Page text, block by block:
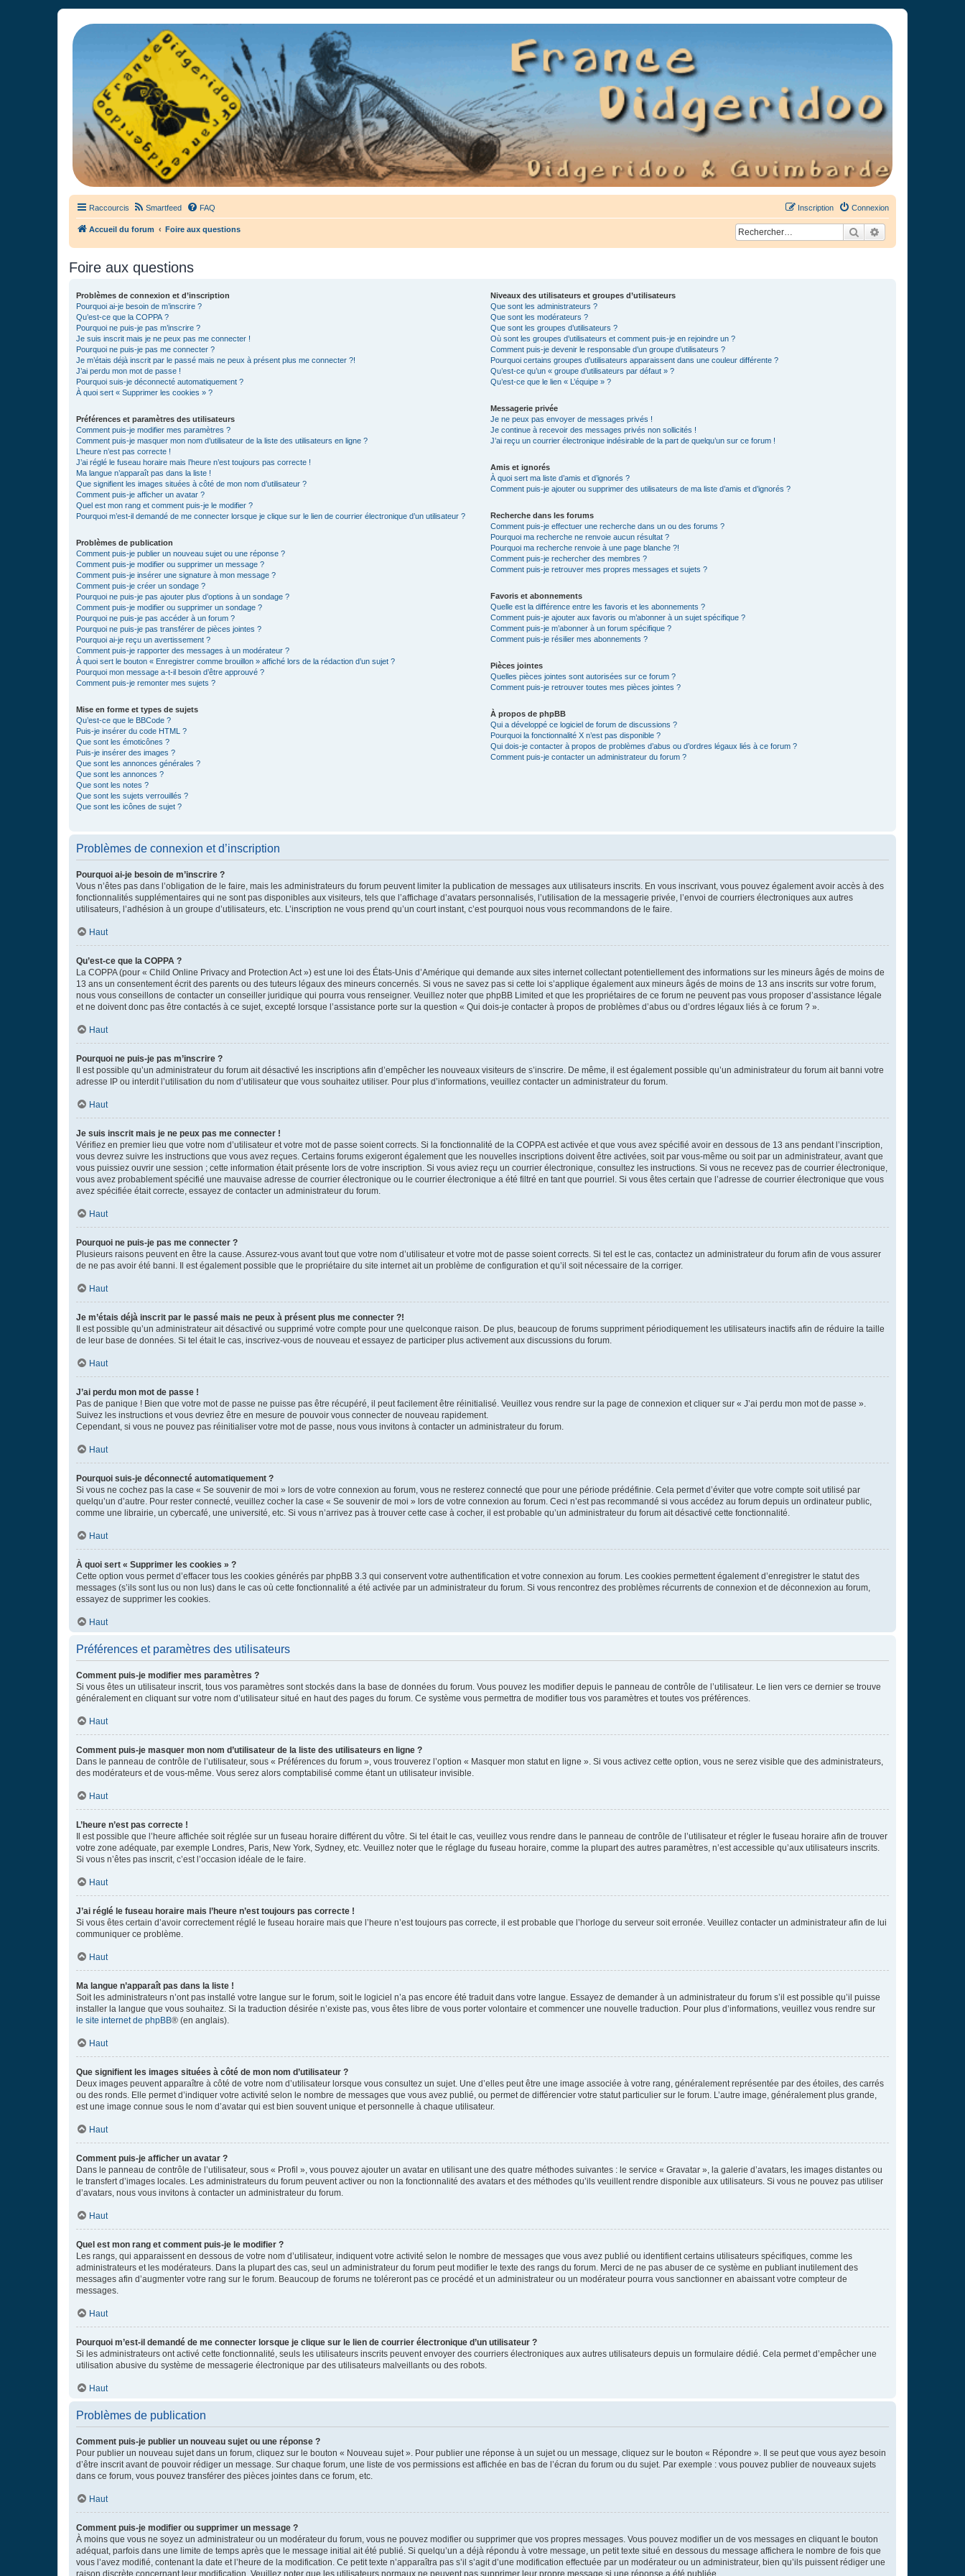
France Didgeridoo
Didgeridoo et Guimbarde sur France Didgeridoo - retrouvez la communauté.
Raccourcis Smartfeed FAQ Connexion
Inscription
Accueil du forum Foire aux questions Rechercher
Foire aux questions
Problèmes de connexion et d’inscription
Pourquoi ai-je besoin de m’inscrire ?
Qu’est-ce que la COPPA ?
Pourquoi ne puis-je pas m’inscrire ?
Je suis inscrit mais je ne peux pas me connecter !
Pourquoi ne puis-je pas me connecter ?
Je m’étais déjà inscrit par le passé mais ne peux à présent plus me connecter ?!
J’ai perdu mon mot de passe !
Pourquoi suis-je déconnecté automatiquement ?
À quoi sert « Supprimer les cookies » ?
Préférences et paramètres des utilisateurs
Comment puis-je modifier mes paramètres ?
Comment puis-je masquer mon nom d’utilisateur de la liste des utilisateurs en ligne ?
L’heure n’est pas correcte !
J’ai réglé le fuseau horaire mais l’heure n’est toujours pas correcte !
Ma langue n’apparaît pas dans la liste !
Que signifient les images situées à côté de mon nom d’utilisateur ?
Comment puis-je afficher un avatar ?
Quel est mon rang et comment puis-je le modifier ?
Pourquoi m’est-il demandé de me connecter lorsque je clique sur le lien de courrier électronique d’un utilisateur ?
Problèmes de publication
Comment puis-je publier un nouveau sujet ou une réponse ?
Comment puis-je modifier ou supprimer un message ?
Comment puis-je insérer une signature à mon message ?
Comment puis-je créer un sondage ?
Pourquoi ne puis-je pas ajouter plus d’options à un sondage ?
Comment puis-je modifier ou supprimer un sondage ?
Pourquoi ne puis-je pas accéder à un forum ?
Pourquoi ne puis-je pas transférer de pièces jointes ?
Pourquoi ai-je reçu un avertissement ?
Comment puis-je rapporter des messages à un modérateur ?
À quoi sert le bouton « Enregistrer comme brouillon » affiché lors de la rédaction d’un sujet ?
Pourquoi mon message a-t-il besoin d’être approuvé ?
Comment puis-je remonter mes sujets ?
Mise en forme et types de sujets
Qu’est-ce que le BBCode ?
Puis-je insérer du code HTML ?
Que sont les émoticônes ?
Puis-je insérer des images ?
Que sont les annonces générales ?
Que sont les annonces ?
Que sont les notes ?
Que sont les sujets verrouillés ?
Que sont les icônes de sujet ?
Niveaux des utilisateurs et groupes d’utilisateurs
Que sont les administrateurs ?
Que sont les modérateurs ?
Que sont les groupes d’utilisateurs ?
Où sont les groupes d’utilisateurs et comment puis-je en rejoindre un ?
Comment puis-je devenir le responsable d’un groupe d’utilisateurs ?
Pourquoi certains groupes d’utilisateurs apparaissent dans une couleur différente ?
Qu’est-ce qu’un « groupe d’utilisateurs par défaut » ?
Qu’est-ce que le lien « L’équipe » ?
Messagerie privée
Je ne peux pas envoyer de messages privés !
Je continue à recevoir des messages privés non sollicités !
J’ai reçu un courrier électronique indésirable de la part de quelqu’un sur ce forum !
Amis et ignorés
À quoi sert ma liste d’amis et d’ignorés ?
Comment puis-je ajouter ou supprimer des utilisateurs de ma liste d’amis et d’ignorés ?
Recherche dans les forums
Comment puis-je effectuer une recherche dans un ou des forums ?
Pourquoi ma recherche ne renvoie aucun résultat ?
Pourquoi ma recherche renvoie à une page blanche ?!
Comment puis-je rechercher des membres ?
Comment puis-je retrouver mes propres messages et sujets ?
Favoris et abonnements
Quelle est la différence entre les favoris et les abonnements ?
Comment puis-je ajouter aux favoris ou m’abonner à un sujet spécifique ?
Comment puis-je m’abonner à un forum spécifique ?
Comment puis-je résilier mes abonnements ?
Pièces jointes
Quelles pièces jointes sont autorisées sur ce forum ?
Comment puis-je retrouver toutes mes pièces jointes ?
À propos de phpBB
Qui a développé ce logiciel de forum de discussions ?
Pourquoi la fonctionnalité X n’est pas disponible ?
Qui dois-je contacter à propos de problèmes d’abus ou d’ordres légaux liés à ce forum ?
Comment puis-je contacter un administrateur du forum ?
Problèmes de connexion et d’inscription
Pourquoi ai-je besoin de m’inscrire ?
Vous n’êtes pas dans l’obligation de le faire, mais les administrateurs du forum peuvent limiter la publication de messages aux utilisateurs inscrits. En vous inscrivant, vous pouvez également avoir accès à des
fonctionnalités supplémentaires qui ne sont pas disponibles aux visiteurs, tels que l’affichage d’avatars personnalisés, l’utilisation de la messagerie privée, l’envoi de courriers électroniques aux autres
utilisateurs, l’adhésion à un groupe d’utilisateurs, etc. L’inscription ne vous prend qu’un court instant, c’est pourquoi nous vous recommandons de le faire.
Haut
Qu’est-ce que la COPPA ?
La COPPA (pour « Child Online Privacy and Protection Act ») est une loi des États-Unis d’Amérique qui demande aux sites internet collectant potentiellement des informations sur les mineurs âgés de moins de
13 ans un consentement écrit des parents ou des tuteurs légaux des mineurs concernés. Si vous ne savez pas si cette loi s’applique également aux mineurs âgés de moins de 13 ans inscrits sur votre forum,
nous vous conseillons de contacter un conseiller juridique qui pourra vous renseigner. Veuillez noter que phpBB Limited et que les propriétaires de ce forum ne peuvent pas vous proposer d’assistance légale
et ne doivent donc pas être contactés à ce sujet, excepté lorsque l’assistance porte sur la question « Qui dois-je contacter à propos de problèmes d’abus ou d’ordres légaux liés à ce forum ? ».
Haut
Pourquoi ne puis-je pas m’inscrire ?
Il est possible qu’un administrateur du forum ait désactivé les inscriptions afin d’empêcher les nouveaux visiteurs de s’inscrire. De même, il est également possible qu’un administrateur du forum ait banni votre
adresse IP ou interdit l’utilisation du nom d’utilisateur que vous souhaitez utiliser. Pour plus d’informations, veuillez contacter un administrateur du forum.
Haut
Je suis inscrit mais je ne peux pas me connecter !
Vérifiez en premier lieu que votre nom d’utilisateur et votre mot de passe soient corrects. Si la fonctionnalité de la COPPA est activée et que vous avez spécifié avoir en dessous de 13 ans pendant l’inscription,
vous devrez suivre les instructions que vous avez reçues. Certains forums exigeront également que les nouvelles inscriptions doivent être activées, soit par vous-même ou soit par un administrateur, avant que
vous puissiez ouvrir une session ; cette information était présente lors de votre inscription. Si vous aviez reçu un courrier électronique, consultez les instructions. Si vous ne recevez pas de courrier électronique,
vous avez probablement spécifié une mauvaise adresse de courrier électronique ou le courrier électronique a été filtré en tant que pourriel. Si vous êtes certain que l’adresse de courrier électronique que vous
avez spécifiée était correcte, essayez de contacter un administrateur du forum.
Haut
Pourquoi ne puis-je pas me connecter ?
Plusieurs raisons peuvent en être la cause. Assurez-vous avant tout que votre nom d’utilisateur et votre mot de passe soient corrects. Si tel est le cas, contactez un administrateur du forum afin de vous assurer
de ne pas avoir été banni. Il est également possible que le propriétaire du site internet ait un problème de configuration et qu’il soit nécessaire de la corriger.
Haut
Je m’étais déjà inscrit par le passé mais ne peux à présent plus me connecter ?!
Il est possible qu’un administrateur ait désactivé ou supprimé votre compte pour une quelconque raison. De plus, beaucoup de forums suppriment périodiquement les utilisateurs inactifs afin de réduire la taille
de leur base de données. Si tel était le cas, inscrivez-vous de nouveau et essayez de participer plus activement aux discussions du forum.
Haut
J’ai perdu mon mot de passe !
Pas de panique ! Bien que votre mot de passe ne puisse pas être récupéré, il peut facilement être réinitialisé. Veuillez vous rendre sur la page de connexion et cliquer sur « J’ai perdu mon mot de passe ».
Suivez les instructions et vous devriez être en mesure de pouvoir vous connecter de nouveau rapidement.
Cependant, si vous ne pouvez pas réinitialiser votre mot de passe, nous vous invitons à contacter un administrateur du forum.
Haut
Pourquoi suis-je déconnecté automatiquement ?
Si vous ne cochez pas la case « Se souvenir de moi » lors de votre connexion au forum, vous ne resterez connecté que pour une période prédéfinie. Cela permet d’éviter que votre compte soit utilisé par
quelqu’un d’autre. Pour rester connecté, veuillez cocher la case « Se souvenir de moi » lors de votre connexion au forum. Ceci n’est pas recommandé si vous accédez au forum depuis un ordinateur public,
comme une librairie, un cybercafé, une université, etc. Si vous n’arrivez pas à trouver cette case à cocher, il est probable qu’un administrateur du forum ait désactivé cette fonctionnalité.
Haut
À quoi sert « Supprimer les cookies » ?
Cette option vous permet d’effacer tous les cookies générés par phpBB 3.3 qui conservent votre authentification et votre connexion au forum. Les cookies permettent également d’enregistrer le statut des
messages (s’ils sont lus ou non lus) dans le cas où cette fonctionnalité a été activée par un administrateur du forum. Si vous rencontrez des problèmes récurrents de connexion et de déconnexion au forum,
essayez de supprimer les cookies.
Haut
Préférences et paramètres des utilisateurs
Comment puis-je modifier mes paramètres ?
Si vous êtes un utilisateur inscrit, tous vos paramètres sont stockés dans la base de données du forum. Vous pouvez les modifier depuis le panneau de contrôle de l’utilisateur. Le lien vers ce dernier se trouve
généralement en cliquant sur votre nom d’utilisateur situé en haut des pages du forum. Ce système vous permettra de modifier tous vos paramètres et toutes vos préférences.
Haut
Comment puis-je masquer mon nom d’utilisateur de la liste des utilisateurs en ligne ?
Dans le panneau de contrôle de l’utilisateur, sous « Préférences du forum », vous trouverez l’option « Masquer mon statut en ligne ». Si vous activez cette option, vous ne serez visible que des administrateurs,
des modérateurs et de vous-même. Vous serez alors comptabilisé comme étant un utilisateur invisible.
Haut
L’heure n’est pas correcte !
Il est possible que l’heure affichée soit réglée sur un fuseau horaire différent du vôtre. Si tel était le cas, veuillez vous rendre dans le panneau de contrôle de l’utilisateur et régler le fuseau horaire afin de trouver
votre zone adéquate, par exemple Londres, Paris, New York, Sydney, etc. Veuillez noter que le réglage du fuseau horaire, comme la plupart des autres paramètres, n’est accessible qu’aux utilisateurs inscrits.
Si vous n’êtes pas inscrit, c’est l’occasion idéale de le faire.
Haut
J’ai réglé le fuseau horaire mais l’heure n’est toujours pas correcte !
Si vous êtes certain d’avoir correctement réglé le fuseau horaire mais que l’heure n’est toujours pas correcte, il est probable que l’horloge du serveur soit erronée. Veuillez contacter un administrateur afin de lui
communiquer ce problème.
Haut
Ma langue n’apparaît pas dans la liste !
Soit les administrateurs n’ont pas installé votre langue sur le forum, soit le logiciel n’a pas encore été traduit dans votre langue. Essayez de demander à un administrateur du forum s’il est possible qu’il puisse
installer la langue que vous souhaitez. Si la traduction désirée n’existe pas, vous êtes libre de vous porter volontaire et commencer une nouvelle traduction. Pour plus d’informations, veuillez vous rendre sur
le site internet de phpBB® (en anglais).
Haut
Que signifient les images situées à côté de mon nom d’utilisateur ?
Deux images peuvent apparaître à côté de votre nom d’utilisateur lorsque vous consultez un sujet. Une d’elles peut être une image associée à votre rang, généralement représentée par des étoiles, des carrés
ou des ronds. Elle permet d’indiquer votre activité selon le nombre de messages que vous avez publié, ou permet de différencier votre statut particulier sur le forum. L’autre image, généralement plus grande,
est une image connue sous le nom d’avatar qui est bien souvent unique et personnelle à chaque utilisateur.
Haut
Comment puis-je afficher un avatar ?
Dans le panneau de contrôle de l’utilisateur, sous « Profil », vous pouvez ajouter un avatar en utilisant une des quatre méthodes suivantes : le service « Gravatar », la galerie d’avatars, les images distantes ou
le transfert d’images locales. Les administrateurs du forum peuvent activer ou non la fonctionnalité des avatars et des méthodes qu’ils veuillent rendre disponible aux utilisateurs. Si vous ne pouvez pas utiliser
d’avatars, nous vous invitons à contacter un administrateur du forum.
Haut
Quel est mon rang et comment puis-je le modifier ?
Les rangs, qui apparaissent en dessous de votre nom d’utilisateur, indiquent votre activité selon le nombre de messages que vous avez publié ou identifient certains utilisateurs spécifiques, comme les
administrateurs et les modérateurs. Dans la plupart des cas, seul un administrateur du forum peut modifier le texte des rangs du forum. Merci de ne pas abuser de ce système en publiant inutilement des
messages afin d’augmenter votre rang sur le forum. Beaucoup de forums ne toléreront pas ce procédé et un administrateur ou un modérateur pourra vous sanctionner en abaissant votre compteur de
messages.
Haut
Pourquoi m’est-il demandé de me connecter lorsque je clique sur le lien de courrier électronique d’un utilisateur ?
Si les administrateurs ont activé cette fonctionnalité, seuls les utilisateurs inscrits peuvent envoyer des courriers électroniques aux autres utilisateurs depuis un formulaire dédié. Cela permet d’empêcher une
utilisation abusive du système de messagerie électronique par des utilisateurs malveillants ou des robots.
Haut
Problèmes de publication
Comment puis-je publier un nouveau sujet ou une réponse ?
Pour publier un nouveau sujet dans un forum, cliquez sur le bouton « Nouveau sujet ». Pour publier une réponse à un sujet ou un message, cliquez sur le bouton « Répondre ». Il se peut que vous ayez besoin
d’être inscrit avant de pouvoir rédiger un message. Sur chaque forum, une liste de vos permissions est affichée en bas de l’écran du forum ou du sujet. Par exemple : vous pouvez publier de nouveaux sujets
dans ce forum, vous pouvez transférer des pièces jointes dans ce forum, etc.
Haut
Comment puis-je modifier ou supprimer un message ?
À moins que vous ne soyez un administrateur ou un modérateur du forum, vous ne pouvez modifier ou supprimer que vos propres messages. Vous pouvez modifier un de vos messages en cliquant le bouton
adéquat, parfois dans une limite de temps après que le message initial ait été publié. Si quelqu’un a déjà répondu à votre message, un petit texte situé en dessous du message affichera le nombre de fois que
vous l’avez modifié, contenant la date et l’heure de la modification. Ce petit texte n’apparaîtra pas s’il s’agit d’une modification effectuée par un modérateur ou un administrateur, bien qu’ils puissent rédiger une
raison discrète concernant leur modification. Veuillez noter que les utilisateurs normaux ne peuvent pas supprimer leur propre message si une réponse a été publiée.